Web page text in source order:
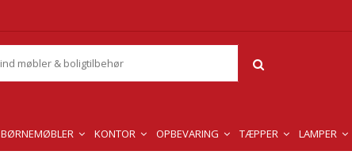
BØRNEMØBLER KONTOR OPBEVARING TÆPPER LAMPER